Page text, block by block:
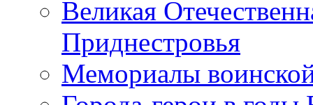
Великая
Приднестровья
Мемориалы